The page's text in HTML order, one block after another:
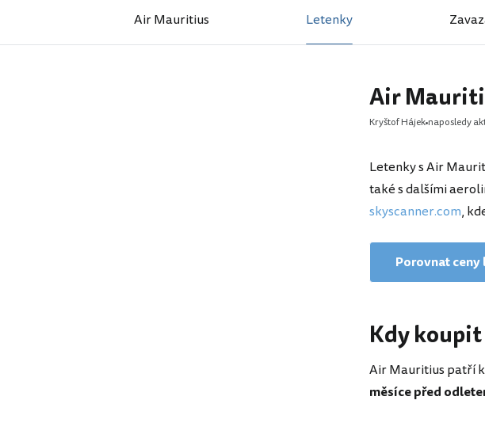
Air Mauritius Letenky
Air
Kryštof Hájek naposledy
Letenky s Air
také s dalšími
skyscanner.com,
Porovnat ceny
Kdy
Air Mauritius patří
měsíce před